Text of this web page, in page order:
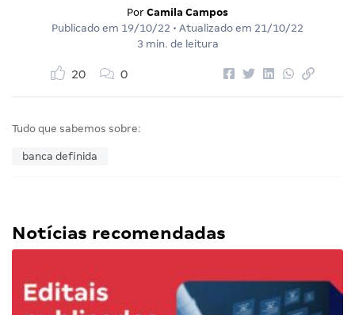
Por Camila Campos
Publicado em 19/10/22 • Atualizado em 21/10/22
3 min. de leitura
20 0
Tudo que sabemos sobre:
banca definida
Notícias recomendadas